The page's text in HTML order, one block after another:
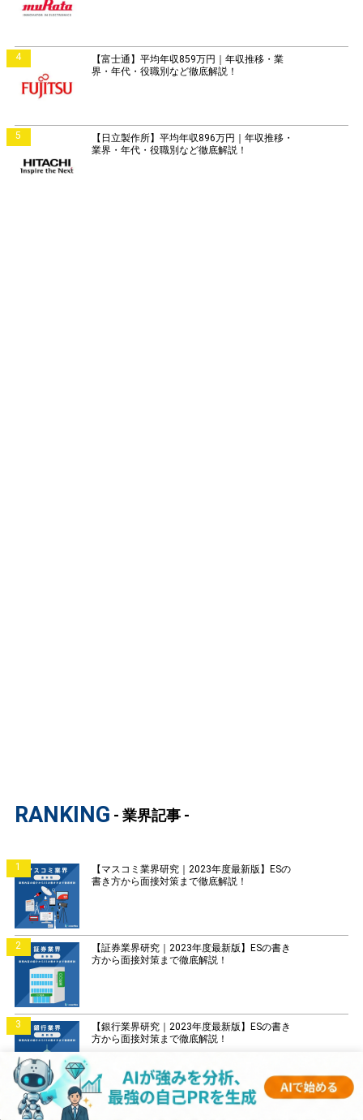
4
【富士通】平均年収859万円｜年収推移・業
界・年代・役職別など徹底解説！
5
【日立製作所】平均年収896万円｜年収推移・
業界・年代・役職別など徹底解説！
RANKING - 業界記事 -
1
【マスコミ業界研究｜2023年度最新版】ESの
書き方から面接対策まで徹底解説！
2
【証券業界研究｜2023年度最新版】ESの書き
方から面接対策まで徹底解説！
3
【銀行業界研究｜2023年度最新版】ESの書き
方から面接対策まで徹底解説！
4
【菓子業界研究｜2023年度最新版】ESの書き